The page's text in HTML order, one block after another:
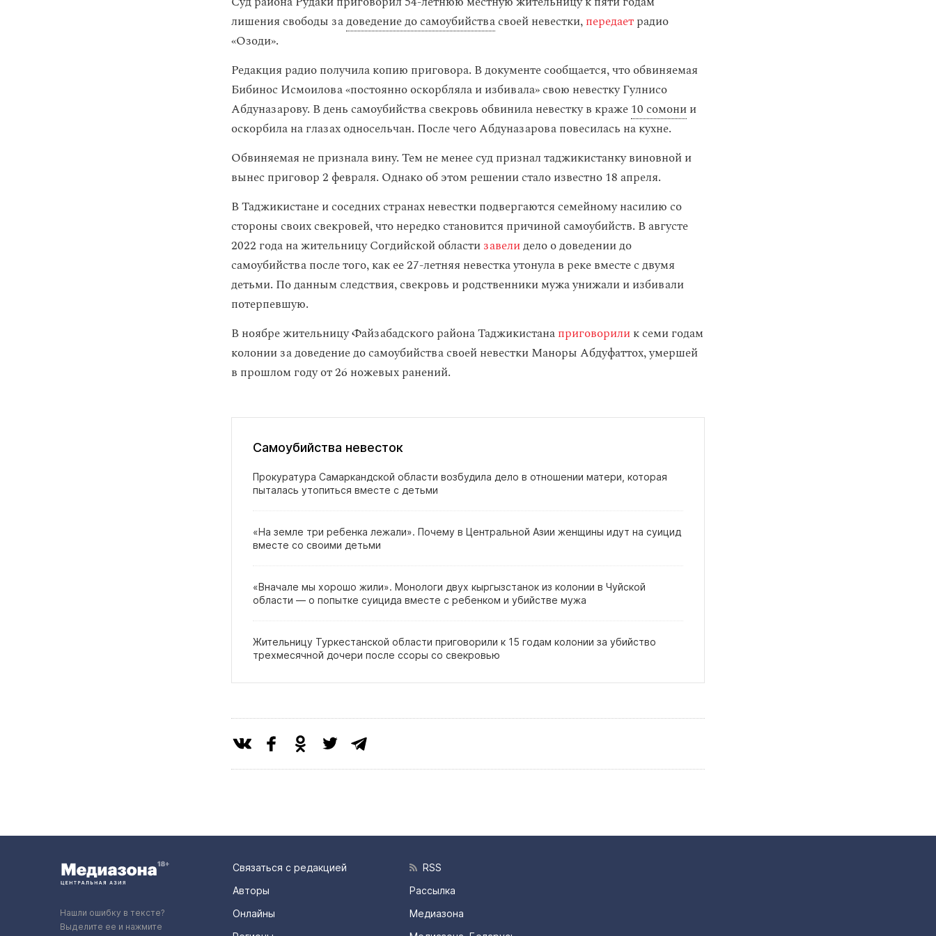
лишения свободы задоведение до самоубийствасвоей невестки,передаетрадио
«Озоди».
Редакция радио получила копию приговора. В документе сообщается, что обвиняемая
Бибинос Исмоилова «постоянно оскорбляла и избивала» свою невестку Гулнисо
Абдуназарову. В день самоубийства свекровь обвинила невестку в краже10 сомонии
оскорбила на глазах односельчан. После чего Абдуназарова повесилась на кухне.
Обвиняемая не признала вину. Тем не менее суд признал таджикистанку виновной и
вынес приговор 2 февраля. Однако об этом решении стало известно 18 апреля.
В Таджикистане и соседних странах невестки подвергаются семейному насилию со
стороны своих свекровей, что нередко становится причиной самоубийств. В августе
2022 года на жительницу Согдийской областизавелидело о доведении до
самоубийства после того, как ее 27-летняя невестка утонула в реке вместе с двумя
детьми. По данным следствия, свекровь и родственники мужа унижали и избивали
потерпевшую.
В ноябре жительницу Файзабадского района Таджикистанаприговорилик семи годам
колонии за доведение до самоубийства своей невестки Маноры Абдуфаттох, умершей
в прошлом году от 26 ножевых ранений.
Самоубийства невесток
Прокуратура Самаркандской области возбудила дело в отношении матери, которая
пыталась утопиться вместе с детьми
«На земле три ребенка лежали». Почему в Центральной Азии женщины идут на суицид
вместе со своими детьми
«Вначале мы хорошо жили». Монологи двух кыргызстанок из колонии в Чуйской
области — о попытке суицида вместе с ребенком и убийстве мужа
Жительницу Туркестанской области приговорили к 15 годам колонии за убийство
трехмесячной дочери после ссоры со свекровью
Нашли ошибку в тексте?
Выделите ее и нажмите
Связаться с редакцией
Авторы
Онлайны
RSS
Рассылка
Медиазона